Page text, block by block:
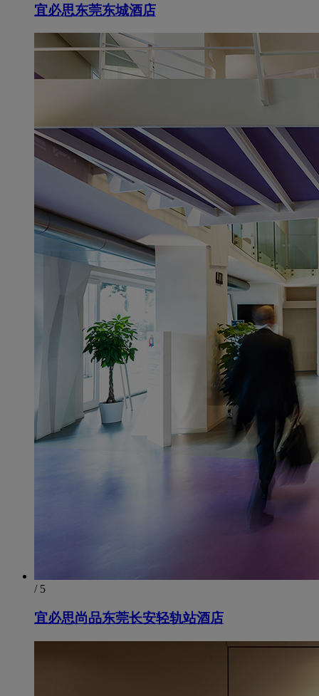
宜必思东莞东城酒店
/ 5
宜必思尚品东莞长安轻轨站酒店